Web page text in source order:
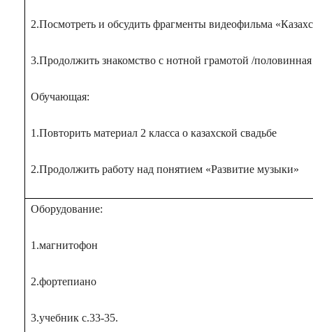
2.Посмотреть и обсудить фрагменты видеофильма
3.Продолжить знакомство с нотной грамотой /половинная
Обучающая:
1.Повторить материал 2 класса о казахской свадьбе
2.Продолжить работу над понятием «Развитие музыки»
Оборудование:
1.магнитофон
2.фортепиано
3.учебник с.33-35.